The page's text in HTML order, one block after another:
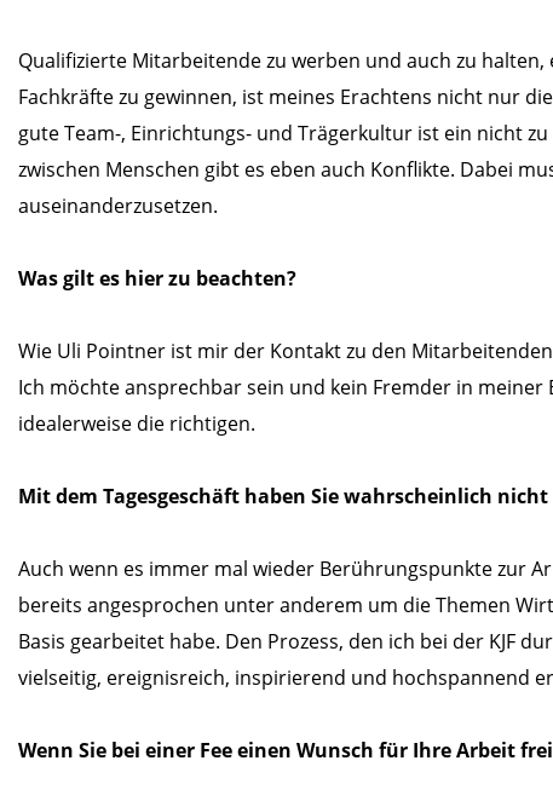
Qualifizierte Mitarbeitende zu werben und auch zu
Fachkräfte zu gewinnen, ist meines Erachtens nicht nur
gute Team-, Einrichtungs- und Trägerkultur ist ein nicht
zwischen Menschen gibt es eben auch Konflikte. Dabei
auseinanderzusetzen.
Was gilt es hier zu beachten?
Wie Uli Pointner ist mir der Kontakt zu den
Ich möchte ansprechbar sein und kein Fremder in
idealerweise die richtigen.
Mit dem Tagesgeschäft haben Sie wahrscheinlich
Auch wenn es immer mal wieder Berührungspunkte zur
bereits angesprochen unter anderem um die Themen
Basis gearbeitet habe. Den Prozess, den ich bei der KJF
vielseitig, ereignisreich, inspirierend und hochspannend
Wenn Sie bei einer Fee einen Wunsch für Ihre Arbeit